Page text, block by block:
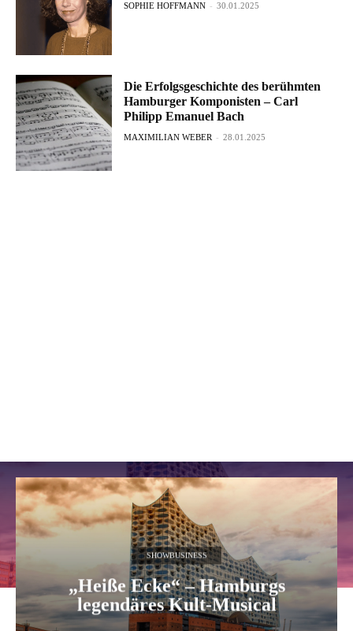
SOPHIE HOFFMANN - 30.01.2025
Die Erfolgsgeschichte des berühmten
Hamburger Komponisten – Carl
Philipp Emanuel Bach
MAXIMILIAN WEBER - 28.01.2025